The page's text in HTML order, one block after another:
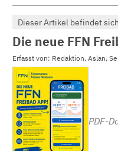
Dieser Artikel befindet
Die neue FFN
Erfasst von: Redaktion, Aslan,
PDF-